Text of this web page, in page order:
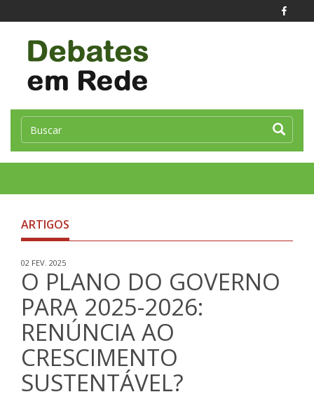
ARTIGOS
02 FEV. 2025
O PLANO DO GOVERNO
PARA 2025-2026:
RENÚNCIA AO
CRESCIMENTO
SUSTENTÁVEL?